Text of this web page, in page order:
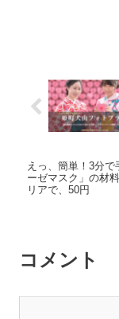
えっ、簡単！3分
ーゼマスク」の材
リアで、50円
コメント